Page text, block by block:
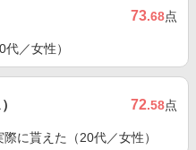
73.68点
／女性）
72.58点
に貰えた（20代／女性）